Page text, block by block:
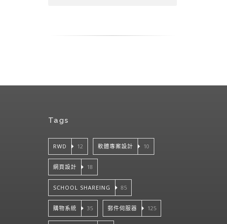
Tags
RWD 12 軟體專案設計 10
網頁設計 18
SCHOOL SHAREING 85
購物系統 35 郵件伺服器 125